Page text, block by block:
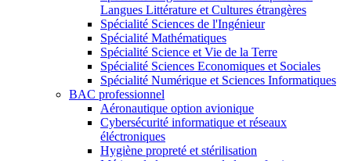
Langues Littérature et Cultures étrangères
Spécialité Sciences de l'Ingénieur
Spécialité Mathématiques
Spécialité Science et Vie de la Terre
Spécialité Sciences Economiques et Sociales
Spécialité Numérique et Sciences Informatiques
BAC professionnel
Aéronautique option avionique
Cybersécurité informatique et réseaux
éléctroniques
Hygiène propreté et stérilisation